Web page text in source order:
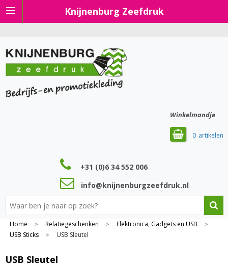
Knijnenburg Zeefdruk
Winkelmandje
0
+31 (0)6 34 552 006
info@knijnenburgzeefdruk.nl
Home > Relatiegeschenken > Elektronica, Gadgets en USB >
USB Sticks > USB Sleutel
USB Sleutel